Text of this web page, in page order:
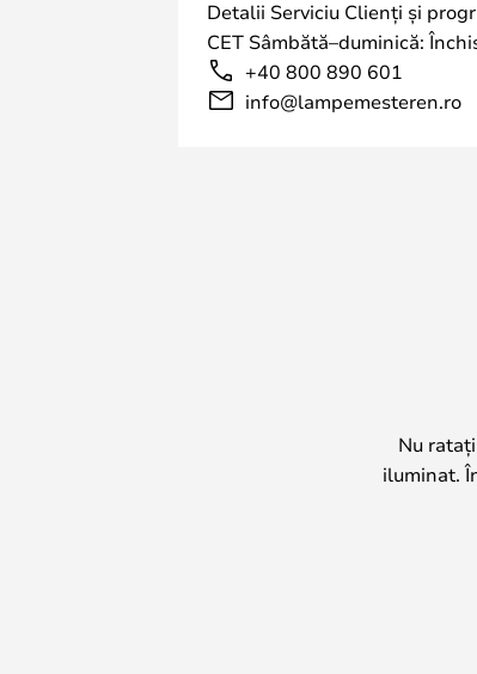
subțire al lămpii. Pentru a
încât cele două picioare
apoi răsuciți ușor becul cu
Detalii Serviciu Clienți și
CET Sâmbătă–duminică:
+40 800 890 601
info@lampemesteren.ro
Nu
iluminat.